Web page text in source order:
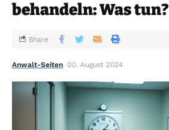
behandeln: Was tun?
Anwalt-Seiten 20. August 2024
Share